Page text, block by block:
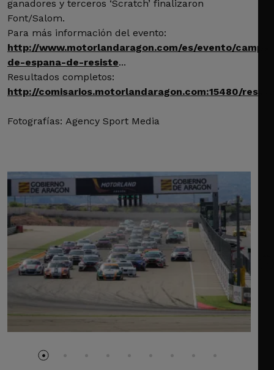
ganadores y terceros ‘Scratch’ finalizaron
Font/Salom.
Para más información del evento:
http://www.motorlandaragon.com/es/evento/
de-espana-de-resiste...
Resultados completos:
http://comisarios.motorlandaragon.com:15480/
Fotografías: Agency Sport Media